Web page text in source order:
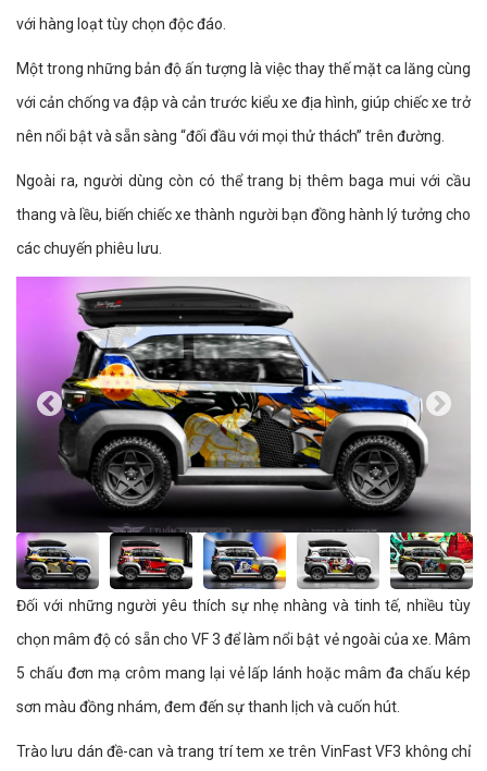
với hàng loạt tùy chọn độc đáo.
Một trong những bản độ ấn tượng là việc thay thế mặt ca lăng cùng
với cản chống va đập và cản trước kiểu xe địa hình, giúp chiếc xe trở
nên nổi bật và sẵn sàng “đối đầu với mọi thử thách” trên đường.
Ngoài ra, người dùng còn có thể trang bị thêm baga mui với cầu
thang và lều, biến chiếc xe thành người bạn đồng hành lý tưởng cho
các chuyến phiêu lưu.
Đối với những người yêu thích sự nhẹ nhàng và tinh tế, nhiều tùy
chọn mâm độ có sẵn cho VF 3 để làm nổi bật vẻ ngoài của xe. Mâm
5 chấu đơn mạ crôm mang lại vẻ lấp lánh hoặc mâm đa chấu kép
sơn màu đồng nhám, đem đến sự thanh lịch và cuốn hút.
Trào lưu dán đề-can và trang trí tem xe trên VinFast VF3 không chỉ